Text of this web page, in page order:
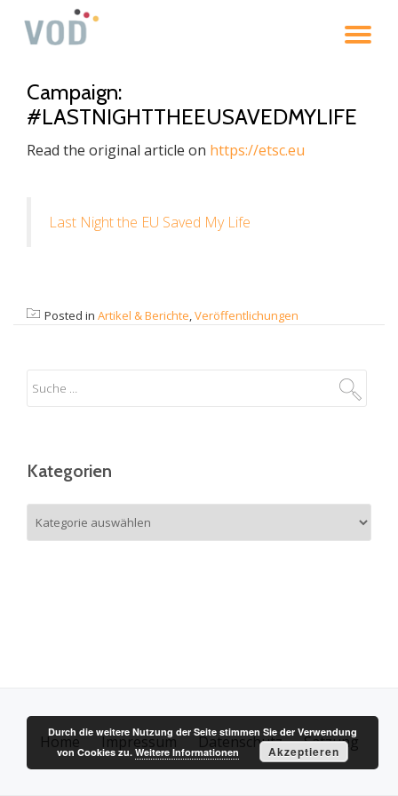
Campaign:
#LASTNIGHTTHEEUSAVEDMYLIFE
Read the original article on https://etsc.eu
Last Night the EU Saved My Life
Posted in Artikel & Berichte,Veröffentlichungen
Kategorien
Home Impressum Datenschutz Satzung
Durch die weitere Nutzung der Seite stimmen Sie der Verwendung
von Cookies zu. Weitere Informationen Akzeptieren